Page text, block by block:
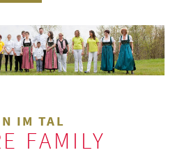
IM TAL
FAMILY